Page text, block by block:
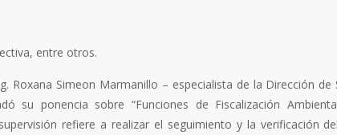
entre otros.
Roxana Simeon Marmanillo – especialista de la Dirección de
su ponencia sobre “Funciones de Fiscalización
refiere a realizar el seguimiento y la verificación